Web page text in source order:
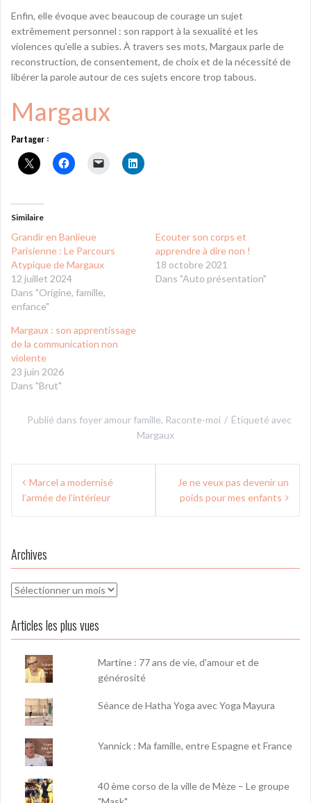
Enfin, elle évoque avec beaucoup de courage un sujet
extrêmement personnel : son rapport à la sexualité et les
violences qu’elle a subies. À travers ses mots, Margaux parle de
reconstruction, de consentement, de choix et de la nécessité de
libérer la parole autour de ces sujets encore trop tabous.
Margaux
Partager :
Similaire
Grandir en Banlieue
Parisienne : Le Parcours
Atypique de Margaux
12 juillet 2024
Dans "Origine, famille,
enfance"
Ecouter son corps et
apprendre à dire non !
18 octobre 2021
Dans "Auto présentation"
Margaux : son apprentissage
de la communication non
violente
23 juin 2026
Dans "Brut"
Publié dans foyer amour famille, Raconte-moi
Étiqueté avec
Margaux
Navigation
deMarcel a modernisé
l’armée de l’intérieur
Je ne veux pas devenir un
poids pour mes enfants
Archives
Archives
Articles les plus vues
Martine : 77 ans de vie, d'amour et de
générosité
Séance de Hatha Yoga avec Yoga Mayura
Yannick : Ma famille, entre Espagne et France
40 ème corso de la ville de Mèze – Le groupe